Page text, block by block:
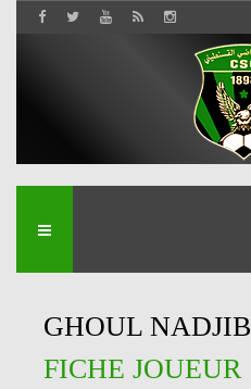
GHOUL NADJIB
FICHE JOUEUR